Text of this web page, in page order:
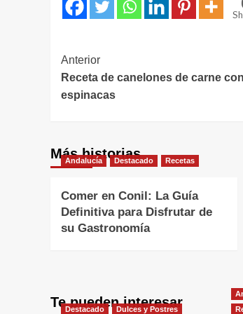
Navegación
de
entradas
Anterior
Receta de canelones de carne
espinacas
Más historias
Andalucía Destacado Recetas
Comer en Conil: La Guía
Definitiva para Disfrutar de
su Gastronomía
Te pueden interesar
Destacado Dulces y Postres